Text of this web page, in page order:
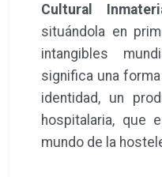
Cultural
situándola en
intangibles
significa una
identidad, un
hospitalaria, que
mundo de la